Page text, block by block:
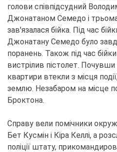
голови співпідсудний
Джонатаном Семедо і трьома
зав'язалася бійка. Під час
Джонатану Семедо було
поранень. Також під час
вистрілив пістолет.
квартири втекли з місця
землю. Незабаром на місце
Броктона.
Справу вели помічники
Бет Кусмін і Кіра Келлі, а
поліції штату,